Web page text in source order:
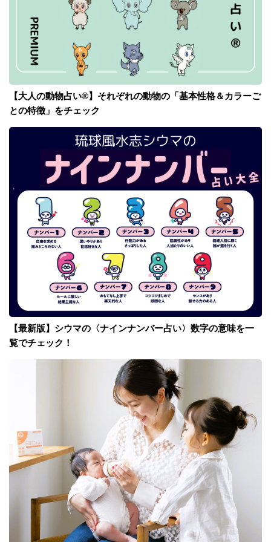
【大人の動物占い®】それぞれの動物の「基本性格＆カラーご
との特徴」をチェック
【最新版】シウマの〈ナインナンバー占い〉数字の意味を一
覧でチェック！